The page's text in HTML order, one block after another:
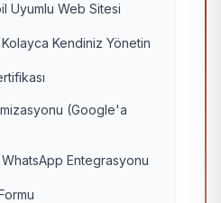
Uyumlu Web Sitesi
Kendiniz Yönetin
(Google'a
Entegrasyonu